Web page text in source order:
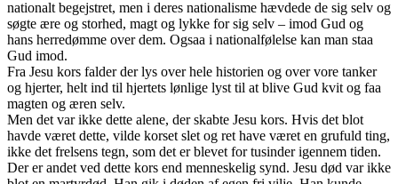
nationalt begejstret, men i deres nationalisme hævdede de sig selv og
søgte ære og storhed, magt og lykke for sig selv – imod Gud og
hans herredømme over dem. Ogsaa i nationalfølelse kan man staa
Gud imod.
Fra Jesu kors falder der lys over hele historien og over vore tanker
og hjerter, helt ind til hjertets lønlige lyst til at blive Gud kvit og faa
magten og æren selv.
Men det var ikke dette alene, der skabte Jesu kors. Hvis det blot
havde været dette, vilde korset slet og ret have været en grufuld ting,
ikke det frelsens tegn, som det er blevet for tusinder igennem tiden.
Der er andet ved dette kors end menneskelig synd. Jesu død var ikke